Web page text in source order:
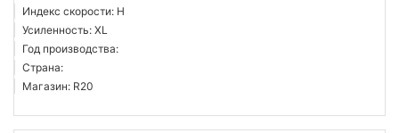
Индекс скорости: H
Усиленность: XL
Год производства:
Страна:
Магазин: R20